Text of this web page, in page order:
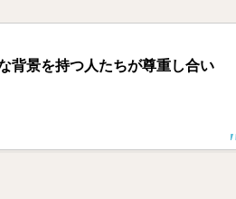
背景を持つ人たちが尊重し合い